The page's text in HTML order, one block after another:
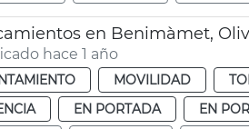
en Benimàmet,
hace 1 año
MOVILIDAD
EN PORTADA EN